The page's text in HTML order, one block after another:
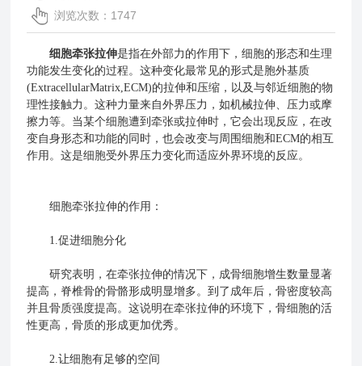
浏览次数：1747
细胞牵张拉伸是指在外部力的作用下，细胞的形态和生理
功能发生变化的过程。这种变化最常见的形式是胞外基质
(ExtracellularMatrix,ECM)的拉伸和压缩，以及与邻近细胞的物
理性接触力。这种力量来自外界压力，如机械拉伸、压力或摩
擦力等。当某个细胞遭到牵张或拉伸时，它会出现反应，在改
变自身形态和功能的同时，也会改变与周围细胞和ECM的相互
作用。这是细胞受外界压力变化而适应外界环境的反应。
细胞牵张拉伸的作用：
1.促进细胞分化
研究表明，在牵张拉伸的情况下，成骨细胞增生数量显著
提高，脊椎骨的骨骼形成明显增多。到了成年后，骨密度较高
并且骨质强度提高。这说明在牵张拉伸的环境下，骨细胞的活
性更高，骨质的形成更加优秀。
2.让细胞有足够的空间